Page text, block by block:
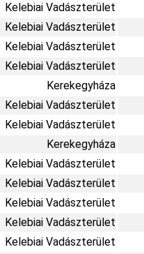
Kelebiai Vadászterület
Kelebiai Vadászterület
Kelebiai Vadászterület
Kelebiai Vadászterület
Kerekegyháza
Kelebiai Vadászterület
Kelebiai Vadászterület
Kerekegyháza
Kelebiai Vadászterület
Kelebiai Vadászterület
Kelebiai Vadászterület
Kelebiai Vadászterület
Kelebiai Vadászterület